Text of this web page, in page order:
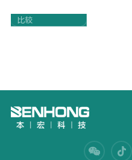
Part Number
比较